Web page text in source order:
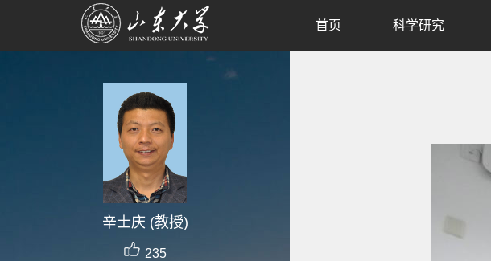
辛士庆 (教授)
235
首页 科学研究